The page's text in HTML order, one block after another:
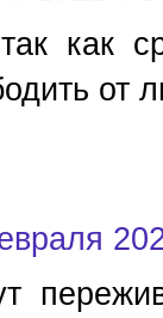
как
от